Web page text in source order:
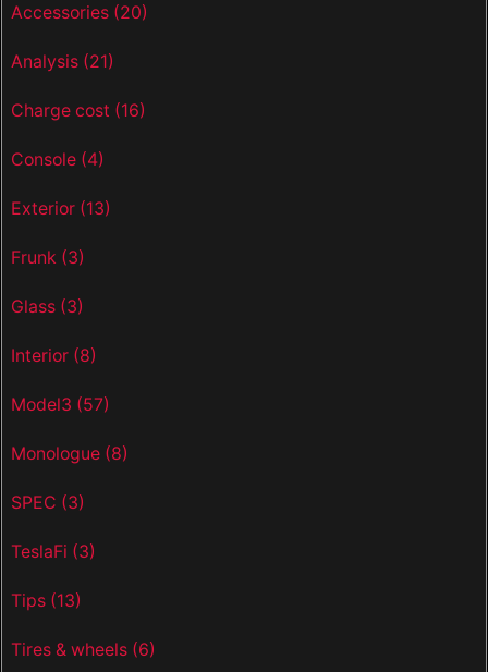
Accessories (20)
Analysis (21)
Charge cost (16)
Console (4)
Exterior (13)
Frunk (3)
Glass (3)
Interior (8)
Model3 (57)
Monologue (8)
SPEC (3)
TeslaFi (3)
Tips (13)
Tires & wheels (6)